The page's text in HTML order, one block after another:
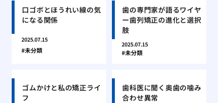
口ゴボとほうれい線の気
になる関係
2025.07.15
未分類
歯の専門家が語るワイヤ
ー歯列矯正の進化と選択
肢
2025.07.15
未分類
ゴムかけと私の矯正ライ
フ
歯科医に聞く奥歯の噛み
合わせ異常